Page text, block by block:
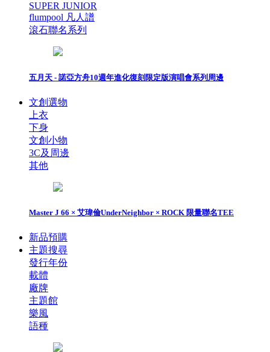
SUPER JUNIOR
flumpool 凡人譜
滾石聯名系列
五月天 - 諾亞方舟10週年進化復刻限定版演唱會系列周邊
文創選物
上衣
下身
文創小物
3C及周邊
其他
Master J 66 × 艾瑋倫UnderNeighbor × ROCK 限量聯名TEE
新品預購
主題搜尋
發行年份
載體
廠牌
主題館
樂風
語種